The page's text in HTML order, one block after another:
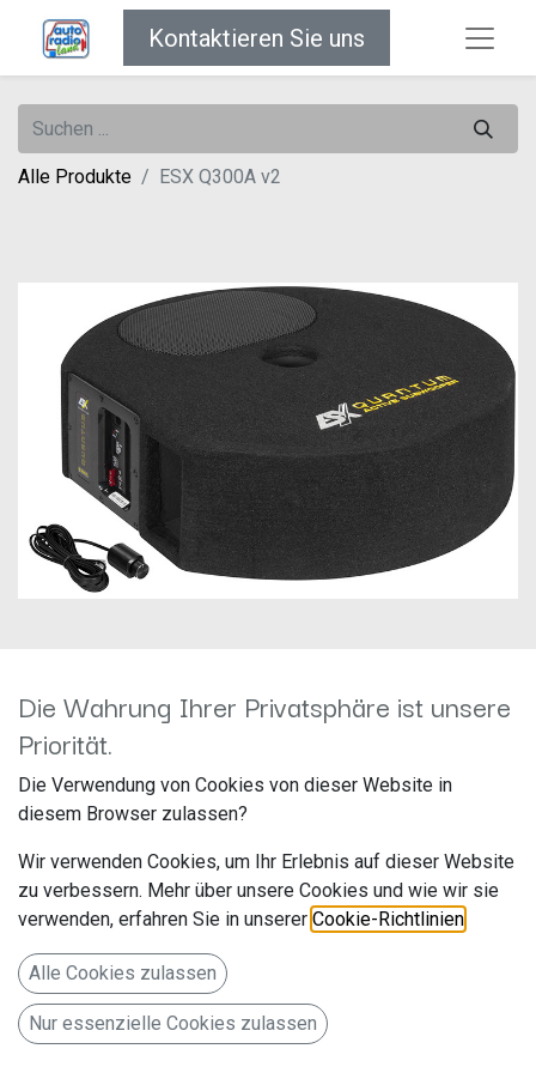
Kontaktieren Sie uns
Alle Produkte ESX Q300A v2
ESX Q300A v2
Hersteller: ESX
Artikelnummer: Q300AV2
Am Breilingsweg 3
76709 Kronau
Deutschland www.audiodesign.de
15 x 23 cm (6 x 9”) Aktiv-Subwoofer-System
Die Wahrung Ihrer Privatsphäre ist unsere
Priorität.
Die Verwendung von Cookies von dieser Website in
diesem Browser zulassen?
Wir verwenden Cookies, um Ihr Erlebnis auf dieser Website
zu verbessern. Mehr über unsere Cookies und wie wir sie
verwenden, erfahren Sie in unserer Cookie-Richtlinien
Alle Cookies zulassen
Nur essenzielle Cookies zulassen